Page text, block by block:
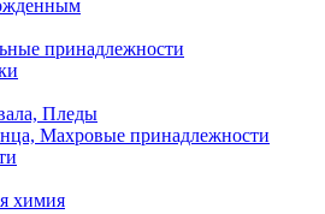
принадлежности
Пледы
Махровые принадлежности
химия